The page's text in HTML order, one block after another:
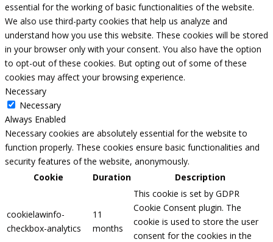
essential for the working of basic functionalities of the website.
We also use third-party cookies that help us analyze and
understand how you use this website. These cookies will be stored
in your browser only with your consent. You also have the option
to opt-out of these cookies. But opting out of some of these
cookies may affect your browsing experience.
Necessary
Necessary
Always Enabled
Necessary cookies are absolutely essential for the website to
function properly. These cookies ensure basic functionalities and
security features of the website, anonymously.
Cookie
Duration Description
cookielawinfo-
checkbox-analytics
11
months
This cookie is set by GDPR
Cookie Consent plugin. The
cookie is used to store the user
consent for the cookies in the